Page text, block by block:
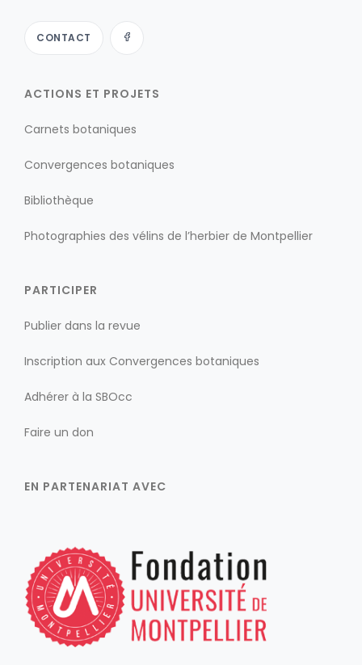
CONTACT
ACTIONS ET PROJETS
Carnets botaniques
Convergences botaniques
Bibliothèque
Photographies des vélins de l’herbier de Montpellier
PARTICIPER
Publier dans la revue
Inscription aux Convergences botaniques
Adhérer à la SBOcc
Faire un don
EN PARTENARIAT AVEC